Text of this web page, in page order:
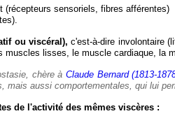
(récepteurs sensoriels, fibres afférentes)
ou viscéral), c'est-à-dire involontaire
lisses, le muscle cardiaque, la
chère àClaude Bernard (1813-
mais aussi comportementales, qui lui
de l'activité des mêmes viscères :